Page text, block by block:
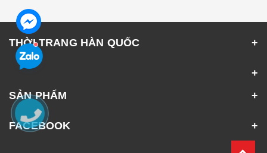
THỜI TRANG HÀN QUỐC
SẢN PHẨM
FACEBOOK